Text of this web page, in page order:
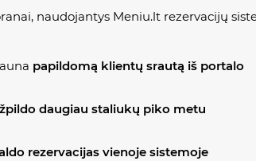
naudojantys Meniu.lt rezervacijų
papildomą klientų srautą iš portalo
daugiau staliukų piko metu
rezervacijas vienoje sistemoje